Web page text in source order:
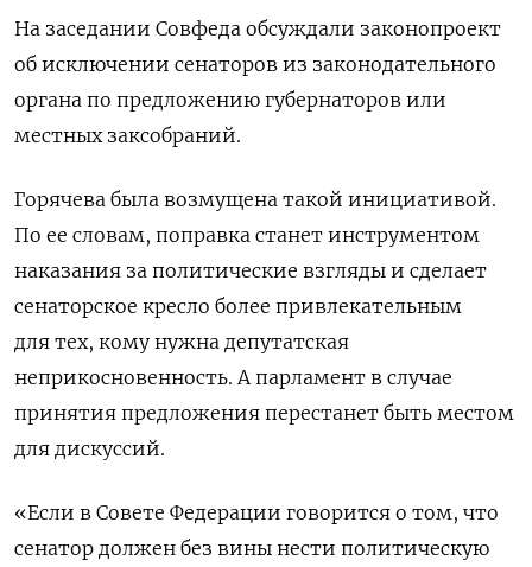
На заседании Совфеда обсуждали законопроект
об исключении сенаторов из законодательного
органа по предложению губернаторов или
местных заксобраний.
Горячева была возмущена такой инициативой.
По ее словам, поправка станет инструментом
наказания за политические взгляды и сделает
сенаторское кресло более привлекательным
для тех, кому нужна депутатская
неприкосновенность. А парламент в случае
принятия предложения перестанет быть местом
для дискуссий.
«Если в Совете Федерации говорится о том, что
сенатор должен без вины нести политическую